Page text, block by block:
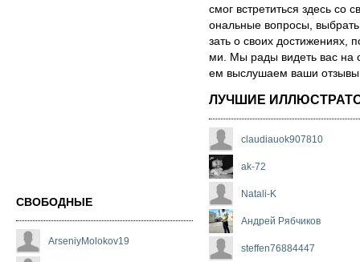
СВОБОДНЫЕ
ArseniyMolokov19
смог встре­тить­ся здесь со
ональ­ные воп­ро­сы,
зать о сво­их
ми. Мы рады ви­деть вас на
ем выс­лу­ша­ем ва­ши от­зы­вы
ЛУЧШИЕ
claudiauok907810
ak-72
Natali-K
Андрей Рябчиков
steffen76884447